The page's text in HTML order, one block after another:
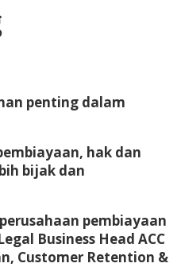
penting dalam
hak dan
bijak dan
pembiayaan
Business Head ACC
Customer Retention &